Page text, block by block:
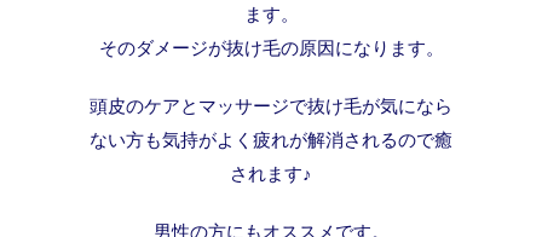
ます。
そのダメージが抜け毛の原因になります。
頭皮のケアとマッサージで抜け毛が気になら
ない方も気持がよく疲れが解消されるので癒
されます♪
男性の方にもオススメです。